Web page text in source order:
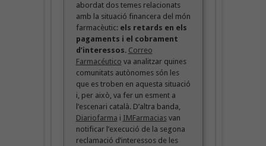
abordat dos temes relacionats
amb la situació financera del món
farmacèutic: els retards en els
pagaments i el cobrament
d’interessos. Correo
Farmacéutico va analitzar quines
comunitats autònomes són les
que es troben en aquesta situació
i, per això, va fer un esment a
l’escenari català. D’altra banda,
Diariofarma i IMFarmaciasvan
notificar l’execució de la segona
reclamació d’interessos de les